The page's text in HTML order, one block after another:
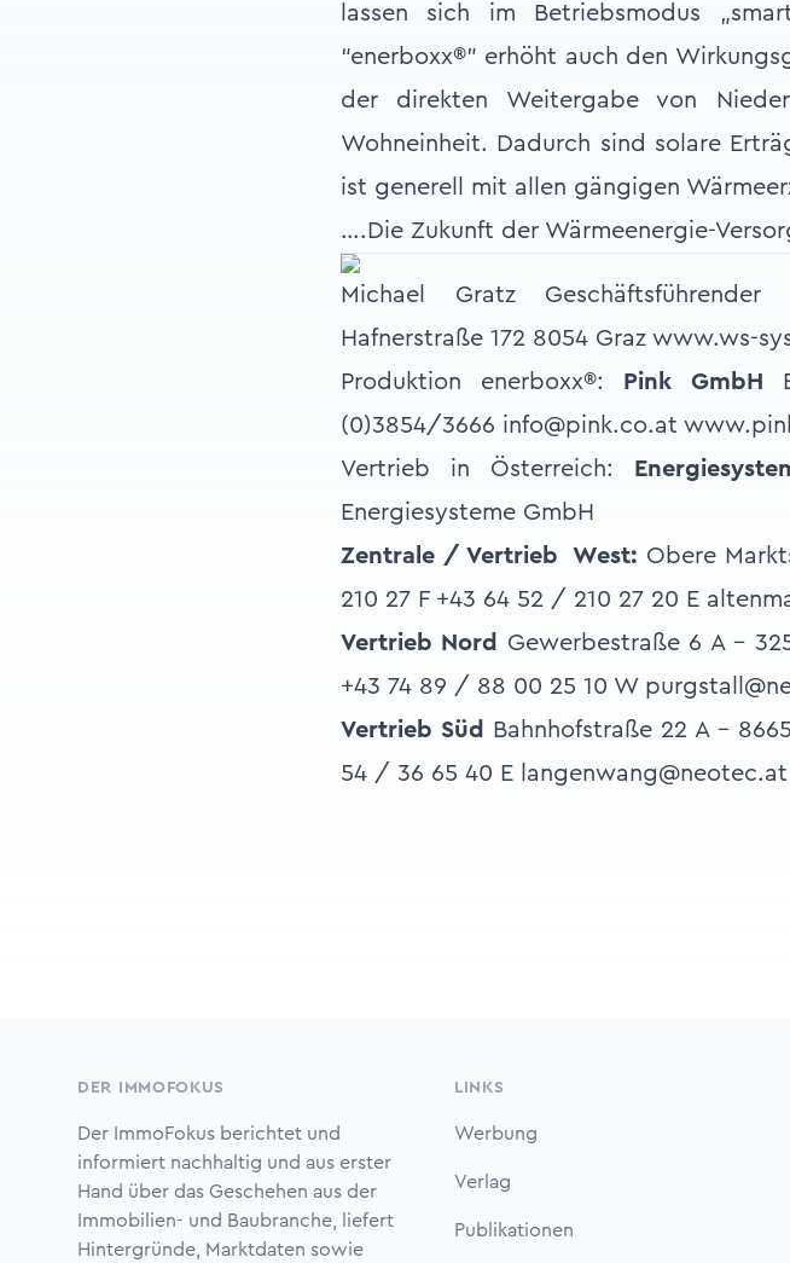
lassen sich im Betriebsmodus
“enerboxx®” erhöht auch den
der direkten Weitergabe von
Wohneinheit. Dadurch sind solare
ist generell mit allen gängigen
….Die Zukunft der Wärmeenergie-
Michael Gratz
Hafnerstraße 172 8054 Graz www.ws-
Produktion enerboxx®:
Pink GmbH
(0)3854/3666 info@pink.co.at
Vertrieb in Österreich:
Energiesysteme GmbH
Zentrale / Vertrieb West: Obere
210 27 F +43 64 52 / 210 27 20 E
Vertrieb Nord
Gewerbestraße 6 A -
+43 74 89 / 88 00 25 10 W
Vertrieb Süd
Bahnhofstraße 22 A -
54 / 36 65 40 E langenwang@neotec.at
DER IMMOFOKUS
Der ImmoFokus berichtet und
informiert nachhaltig und aus erster
Hand über das Geschehen aus der
Immobilien- und Baubranche, liefert
Hintergründe, Marktdaten sowie
LINKS
Werbung
Verlag
Publikationen